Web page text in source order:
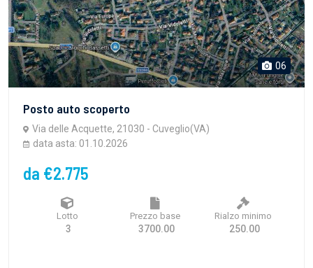
06
Posto auto scoperto
Via delle Acquette, 21030 - Cuveglio(VA)
data asta: 01.10.2026
da €2.775
Lotto
3
Prezzo base
3700.00
Rialzo minimo
250.00